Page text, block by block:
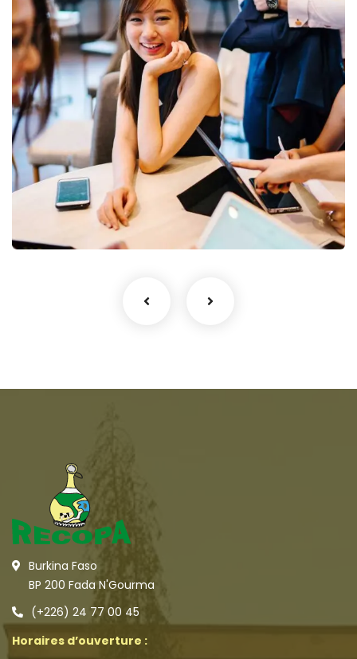
Business Growth
Coaching
Burkina Faso
BP 200 Fada N'Gourma
(+226) 24 77 00 45
Horaires d’ouverture :